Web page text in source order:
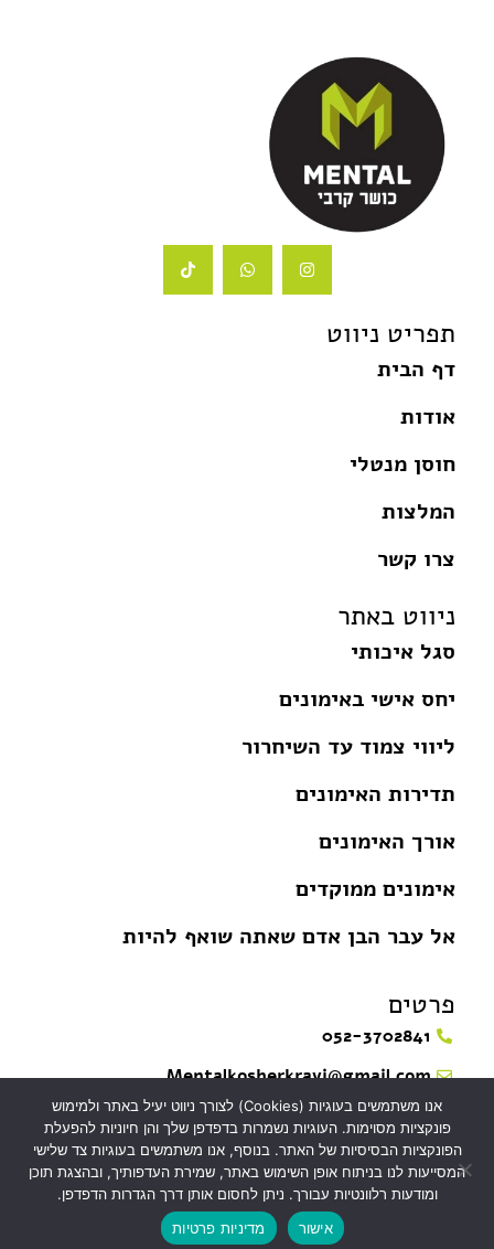
I
n
t
W
h
t
T
i
k
t
תפריט ניווט
דף הבית
אודות
חוסן מנטלי
המלצות
צרו קשר
ניווט באתר
סגל איכותי
יחס אישי באימונים
ליווי צמוד עד השיחרור
תדירות האימונים
אורך האימונים
אימונים ממוקדים
אל עבר הבן אדם שאתה שואף להיות
פרטים
052-3702841
Mentalkosherkravi@gmail.com
עדן טכנולוגיות
בניית אתרים
קידום אתרים
בניית חנויות
הצהרת נגישות
מדיניות פרטיות
אנו משתמשים בעוגיות (Cookies) לצורך ניווט יעיל באתר ולמימוש
פונקציות מסוימות. העוגיות נשמרות בדפדפן שלך והן חיוניות להפעלת
הפונקציות הבסיסיות של האתר. בנוסף, אנו משתמשים בעוגיות צד שלישי
המסייעות לנו בניתוח אופן השימוש באתר, שמירת העדפותיך, ובהצגת תוכן
ומודעות רלוונטיות עבורך. ניתן לחסום אותן דרך הגדרות הדפדפן.
אישור
מדיניות פרטיות